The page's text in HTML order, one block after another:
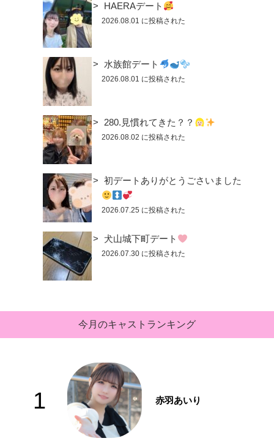
HAERAデート
2026.08.01 に投稿された
水族館デート
2026.08.01 に投稿された
280.見慣れてきた？？
2026.08.02 に投稿された
初デートありがとうごさいました
2026.07.25 に投稿された
犬山城下町デート
2026.07.30 に投稿された
今月のキャストランキング
1 赤羽あいり